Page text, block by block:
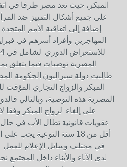
المبكر، حيث تعد مصر طرفا في
على جميع أشكال التمييز ضد
إضافة إلى اتفاقية الأمم
المصرية توصيات فيما يتعلق
طالبت دولة سيراليون الحكومة
المبكر والزواج التجاري المؤقت
المصرية هذه التوصية، وبالتالي
على إلغاء الزواج المبكر وفقا
عقوبات قانونية تطال الأب في
أقل من 18 سنة التوعية يجب
في مختلف وسائل الإعلام للعمل
لدى الآباء والأبناء داخل المجتمع